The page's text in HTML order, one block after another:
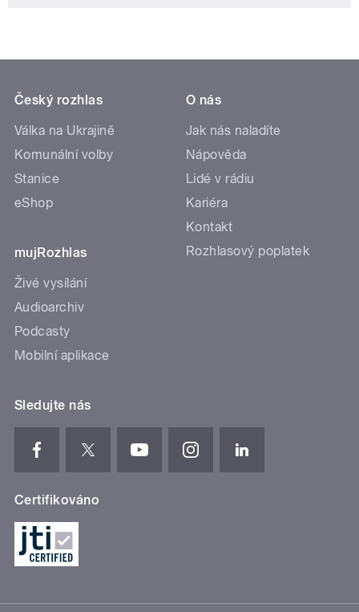
Český rozhlas
Válka na Ukrajině
Komunální volby
Stanice
eShop
mujRozhlas
Živé vysílání
Audioarchiv
Podcasty
Mobilní aplikace
O nás
Jak nás naladíte
Nápověda
Lidé v rádiu
Kariéra
Kontakt
Rozhlasový poplatek
Sledujte nás
Certifikováno